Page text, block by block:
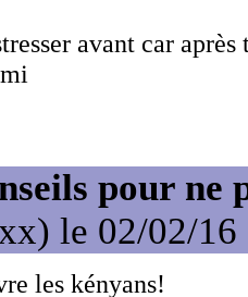
avant car
pour ne
le 02/02/16
les kényans!